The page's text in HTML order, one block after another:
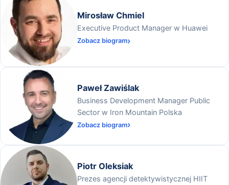
Mirosław Chmiel
Executive Product Manager w Huawei
Zobacz biogram
Paweł Zawiślak
Business Development Manager Public
Sector w Iron Mountain Polska
Zobacz biogram
Piotr Oleksiak
Prezes agencji detektywistycznej HIIT